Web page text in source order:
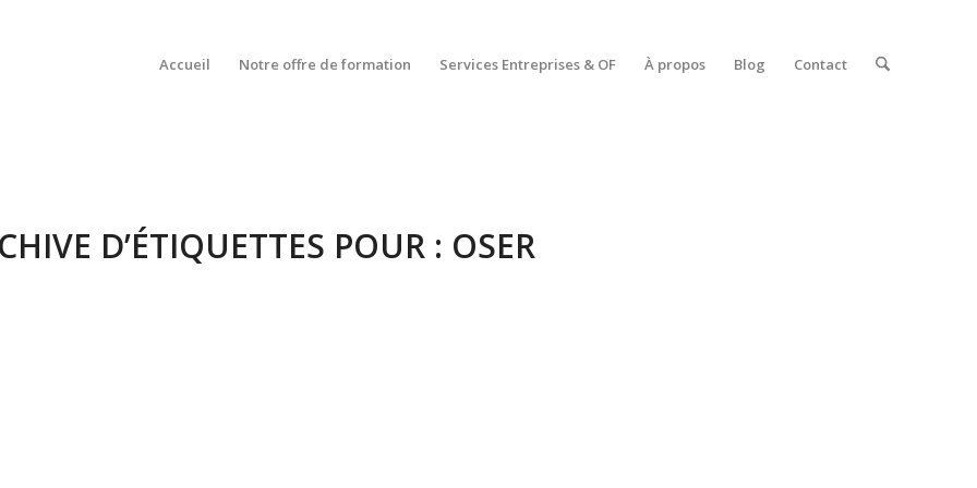
Accueil Notre offre de formation Services Entreprises & OF À propos Blog Contact
D’ÉTIQUETTES POUR : OSER